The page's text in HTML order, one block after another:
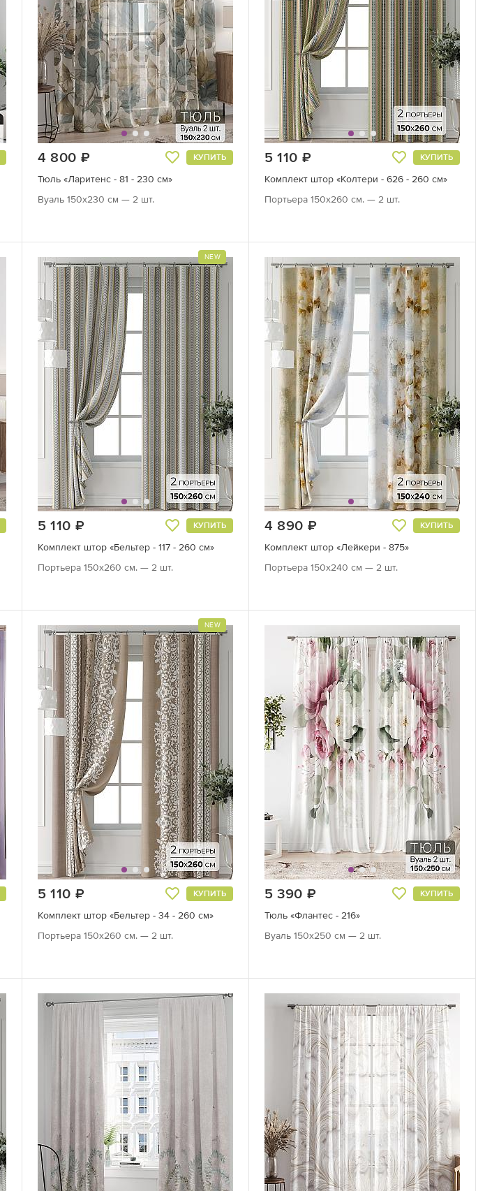
4 800 КУПИТЬ
Тюль «Ларитенс - 81 - 230 см»
Вуаль 150х230 см — 2 шт.
5 110 КУПИТЬ
Комплект штор «Колтери - 626 - 260 см»
Портьера 150х260 см. — 2 шт.
NEW
5 110 КУПИТЬ
Комплект штор «Бельтер - 117 - 260 см»
Портьера 150х260 см. — 2 шт.
4 890 КУПИТЬ
Комплект штор «Лейкери - 875»
Портьера 150х240 см — 2 шт.
NEW
5 110 КУПИТЬ
Комплект штор «Бельтер - 34 - 260 см»
Портьера 150х260 см. — 2 шт.
5 390 КУПИТЬ
Тюль «Флантес - 216»
Вуаль 150х250 см — 2 шт.